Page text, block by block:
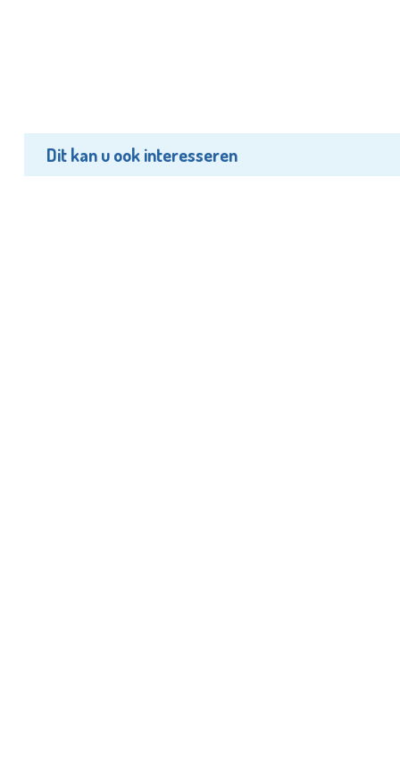
Dit kan u ook interesseren